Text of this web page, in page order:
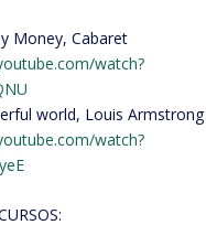
Money, Cabaret
watch?
world, Louis Armstrong
watch?